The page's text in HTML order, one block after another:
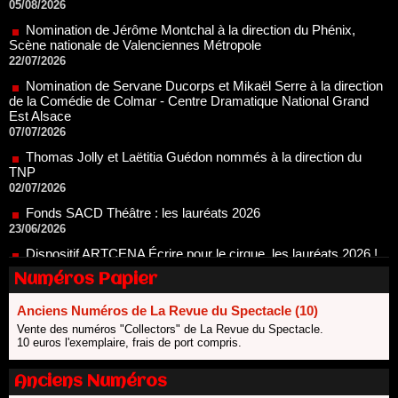
Nomination de Servane Ducorps et Mikaël Serre à la direction
de la Comédie de Colmar - Centre Dramatique National Grand
Est Alsace
Thomas Jolly et Laëtitia Guédon nommés à la direction du
TNP
02/07/2026
Fonds SACD Théâtre : les lauréats 2026
23/06/2026
Dispositif ARTCENA Écrire pour le cirque, les lauréats 2026 !
20/06/2026
Le palmarès des prix SACD 2026
18/06/2026
Les 10 lauréats du Fonds Grandes Formes Théâtre 2026
SACD
13/06/2026
Nomination de Nathalie Garraud et Olivier Saccomano à la
direction du Théâtre de Gennevilliers - CDN
13/06/2026
Dispositif SACD Auteurs d'espaces : les lauréats 2026
Numéros Papier
Anciens Numéros de La Revue du Spectacle (10)
Vente des numéros "Collectors" de La Revue du Spectacle.
10 euros l'exemplaire, frais de port compris.
Anciens Numéros